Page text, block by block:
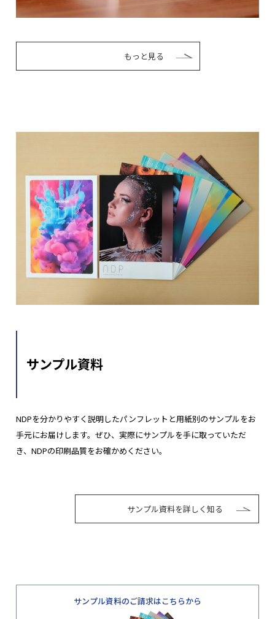
もっと見る
サンプル資料
NDPを分かりやすく説明したパンフレットと用紙別のサンプルをお
手元にお届けします。ぜひ、実際にサンプルを手に取っていただ
き、NDPの印刷品質をお確かめください。
サンプル資料を詳しく知る
サンプル資料のご請求はこちらから